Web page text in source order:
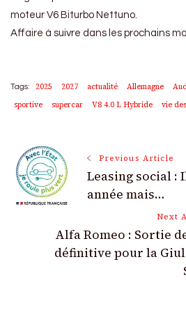
moteur V6 Biturbo Nettuno.
Affaire à suivre dans les prochains
Tags: 2025 2027 actualité Allemagne
sportive
supercar V8 4.0 L Hybride vie
Post
Navigation
Previous Article
Leasing social :
année mais…
Next
Alfa Romeo : Sortie
définitive pour la